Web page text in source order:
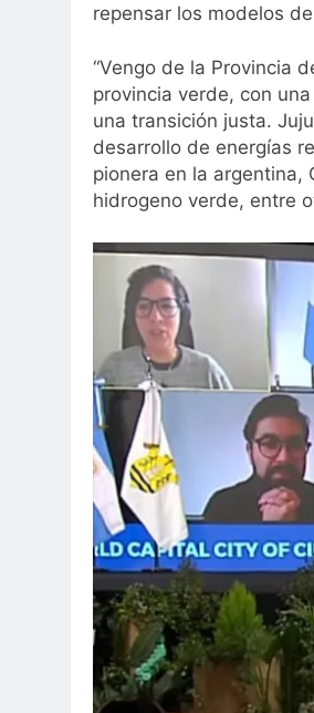
repensar los modelos
“Vengo de la Provincia
provincia verde, con
una transición justa.
desarrollo de energías
pionera en la argentina,
hidrogeno verde, entre